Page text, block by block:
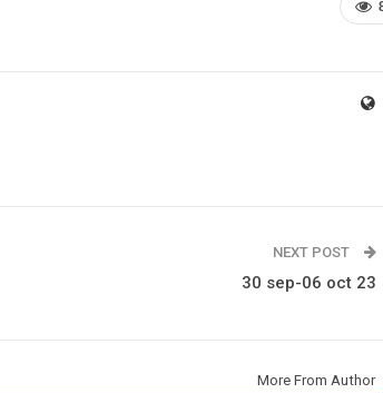
NEXT POST
30 sep-06 oct 23
More From Author